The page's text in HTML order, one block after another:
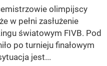
olimpijscy
w pełni zasłużenie
światowym FIVB. Pod
po turnieju finałowym
jest...